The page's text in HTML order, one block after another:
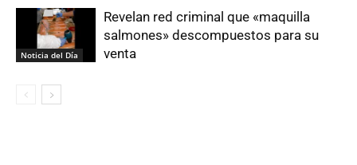
Noticia del Día
Revelan red criminal que «maquilla
salmones» descompuestos para su
venta